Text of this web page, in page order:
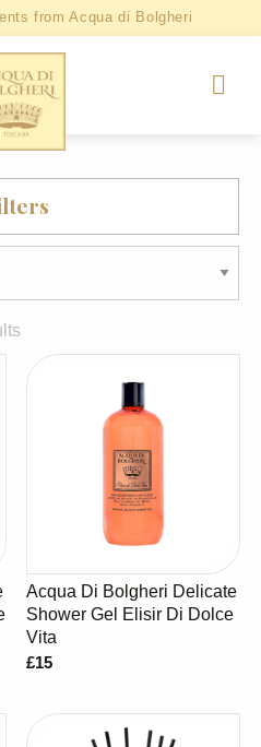
from Acqua di Bolgheri
Acqua Di Bolgheri Delicate
Shower Gel Elisir Di Dolce
Vita
£15